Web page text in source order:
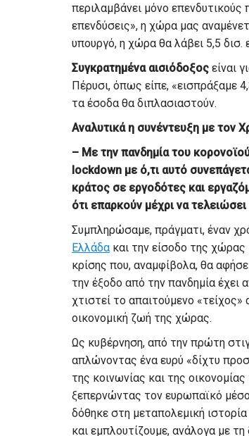
περιλαμβάνει μόνο
επενδύσεις», η χώρα μας
υπουργό, η χώρα θα λάβει 5,5 δισ.
Συγκρατημένα αισιόδοξος είναι
Πέρυσι, όπως είπε, «εισπράξαμε
τα έσοδα θα διπλασιαστούν.
Αναλυτικά η συνέντευξη με τον
– Με την πανδημία του
lockdown με ό,τι αυτό
κράτος σε εργοδότες και
ότι επαρκούν μέχρι να
Συμπληρώσαμε, πράγματι, έναν
Ελλάδα και την είσοδο της
κρίσης που, αναμφίβολα, θα
την έξοδο από την πανδημία έχει
χτιστεί το απαιτούμενο
οικονομική ζωή της χώρας.
Ως κυβέρνηση, από την πρώτη
απλώνοντας ένα ευρύ «δίχτυ
της κοινωνίας και της
ξεπερνώντας τον ευρωπαϊκό
δόθηκε στη μεταπολεμική
και εμπλουτίζουμε, ανάλογα με